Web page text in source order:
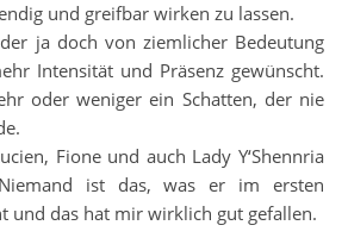
und greifbar wirken zu lassen.
ja doch von ziemlicher Bedeutung
Intensität und Präsenz gewünscht.
oder weniger ein Schatten, der nie
Fione und auch Lady Y‘Shennria
ist das, was er im ersten
und das hat mir wirklich gut gefallen.